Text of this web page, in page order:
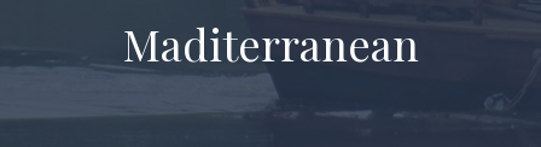
Maditerranean